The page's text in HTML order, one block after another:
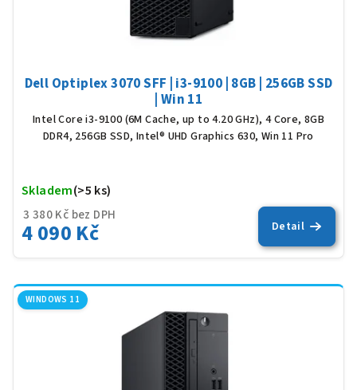
Dell Optiplex 3070 SFF | i3-9100 | 8GB | 256GB SSD
| Win 11
Intel Core i3-9100 (6M Cache, up to 4.20 GHz), 4 Core, 8GB
DDR4, 256GB SSD, Intel® UHD Graphics 630, Win 11 Pro
3 380 Kč bez DPH
4 090 Kč
Skladem(>5 ks)
5,0
z
5
Detail
WINDOWS 11